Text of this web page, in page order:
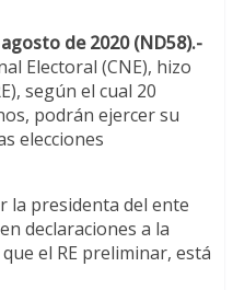
de 2020 (ND58).-
Electoral (CNE), hizo
según el cual 20
podrán ejercer su
elecciones
la presidenta del ente
declaraciones a la
el RE preliminar, está